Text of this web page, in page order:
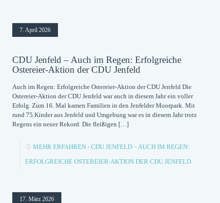
7. April 2026
CDU Jenfeld – Auch im Regen: Erfolgreiche
Ostereier-Aktion der CDU Jenfeld
Auch im Regen: Erfolgreiche Ostereier-Aktion der CDU Jenfeld Die
Ostereier-Aktion der CDU Jenfeld war auch in diesem Jahr ein voller
Erfolg. Zum 16. Mal kamen Familien in den Jenfelder Moorpark. Mit
rund 75 Kinder aus Jenfeld und Umgebung war es in diesem Jahr trotz
Regens ein neuer Rekord. Die fleißigen […]
MEHR ERFAHREN - CDU JENFELD – AUCH IM REGEN:
ERFOLGREICHE OSTEREIER-AKTION DER CDU JENFELD
17. März 2026